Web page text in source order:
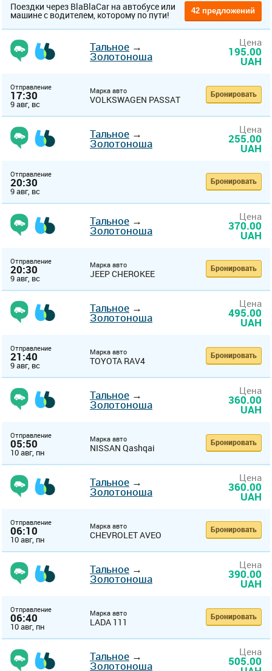
Поездки через BlaBlaCar на автобусе или
машине с водителем, которому по пути! 42 предложений
Тальное →
Золотоноша
Цена
195.00
UAH
Отправление
17:30
9 авг, вс
Марка авто
VOLKSWAGEN PASSAT Бронировать
Тальное →
Золотоноша
Цена
255.00
UAH
Отправление
20:30
9 авг, вс
Бронировать
Тальное →
Золотоноша
Цена
370.00
UAH
Отправление
20:30
9 авг, вс
Марка авто
JEEP CHEROKEE Бронировать
Тальное →
Золотоноша
Цена
495.00
UAH
Отправление
21:40
9 авг, вс
Марка авто
TOYOTA RAV4 Бронировать
Тальное →
Золотоноша
Цена
360.00
UAH
Отправление
05:50
10 авг, пн
Марка авто
NISSAN Qashqai Бронировать
Тальное →
Золотоноша
Цена
360.00
UAH
Отправление
06:10
10 авг, пн
Марка авто
CHEVROLET AVEO Бронировать
Тальное →
Золотоноша
Цена
390.00
UAH
Отправление
06:40
10 авг, пн
Марка авто
LADA 111 Бронировать
Тальное →
Золотоноша
Цена
505.00